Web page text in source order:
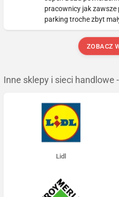
pracownicy jak
parking troche zbyt
ZOBACZ
Inne sklepy i sieci handlowe
Lidl